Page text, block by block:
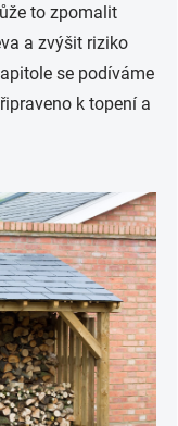
to zpomalit
a zvýšit riziko
se podíváme
k topení a